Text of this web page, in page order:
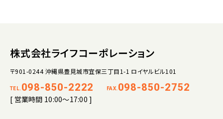
株式会社ライフコーポレーション
〒901-0244 沖縄県豊見城市宜保三丁目1-1 ロイヤルビル101
TEL. 098-850-2222 FAX. 098-850-2752
[ 営業時間 10:00～17:00 ]